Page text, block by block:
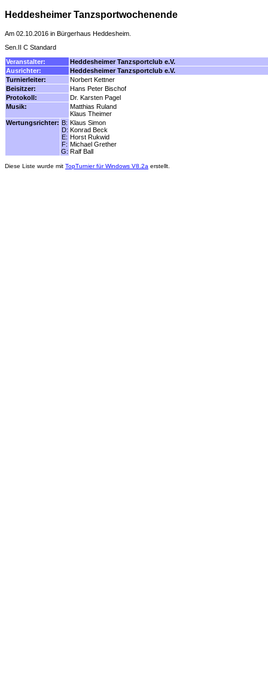
Heddesheimer Tanzsportwochenende
Am 02.10.2016 in Bürgerhaus Heddesheim.
Sen.II C Standard
Veranstalter:
Heddesheimer Tanzsportclub e.V.
Ausrichter:
Heddesheimer Tanzsportclub e.V.
Turnierleiter:
Norbert Kettner
Beisitzer:
Hans Peter Bischof
Protokoll:
Dr. Karsten Pagel
Musik:
Matthias Ruland
Klaus Theimer
Wertungsrichter: B:
D:
E:
F:
G:
Klaus Simon
Konrad Beck
Horst Rukwid
Michael Grether
Ralf Ball
Diese Liste wurde mit TopTurnier für Windows V8.2a erstellt.